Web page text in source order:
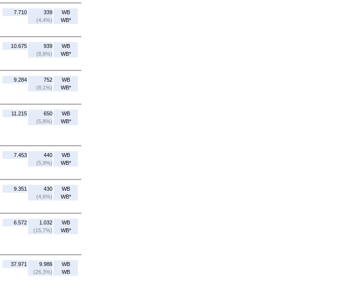
7.710
339
(4,4%)
WB
WB*
10.675
939
(8,8%)
WB
WB*
9.284
752
(8,1%)
WB
WB*
11.215
650
(5,8%)
WB
WB*
7.453
440
(5,9%)
WB
WB*
9.351
430
(4,6%)
WB
WB*
6.572
1.032
(15,7%)
WB
WB*
37.971
9.986
(26,3%)
WB
WB